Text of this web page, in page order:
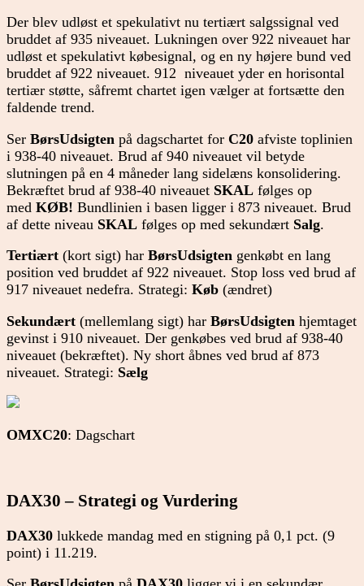
Der blev udløst et spekulativt nu tertiært salgssignal ved
bruddet af 935 niveauet. Lukningen over 922 niveauet har
udløst et spekulativt købesignal, og en ny højere bund ved
bruddet af 922 niveauet. 912 niveauet yder en horisontal
tertiær støtte, såfremt chartet igen vælger at fortsætte den
faldende trend.
Ser BørsUdsigten på dagschartet for C20 afviste toplinien
i 938-40 niveauet. Brud af 940 niveauet vil betyde
slutningen på en 4 måneder lang sidelæns konsolidering.
Bekræftet brud af 938-40 niveauet SKAL følges op
med KØB! Bundlinien i basen ligger i 873 niveauet. Brud
af dette niveau SKAL følges op med sekundært Salg.
Tertiært (kort sigt) har BørsUdsigten genkøbt en lang
position ved bruddet af 922 niveauet. Stop loss ved brud af
917 niveauet nedefra. Strategi: Køb (ændret)
Sekundært (mellemlang sigt) har BørsUdsigten hjemtaget
gevinst i 910 niveauet. Der genkøbes ved brud af 938-40
niveauet (bekræftet). Ny short åbnes ved brud af 873
niveauet. Strategi: Sælg
OMXC20: Dagschart
DAX30 – Strategi og Vurdering
DAX30 lukkede mandag med en stigning på 0,1 pct. (9
point) i 11.219.